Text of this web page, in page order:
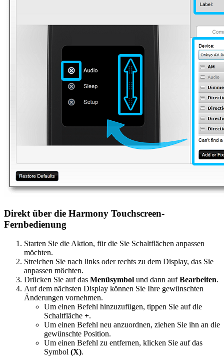
Direkt über die Harmony Touchscreen-
Fernbedienung
Starten Sie die Aktion, für die Sie Schaltflächen anpassen
möchten.
Streichen Sie nach links oder rechts zu dem Display, das Sie
anpassen möchten.
Drücken Sie auf das Menüsymbol und dann aufBearbeiten.
Auf dem nächsten Display können Sie Ihre gewünschten
Änderungen vornehmen.
Um einen Befehl hinzuzufügen, tippen Sie auf die
Schaltfläche +.
Um einen Befehl neu anzuordnen, ziehen Sie ihn an die
gewünschte Position.
Um einen Befehl zu entfernen, klicken Sie auf das
Symbol (X).